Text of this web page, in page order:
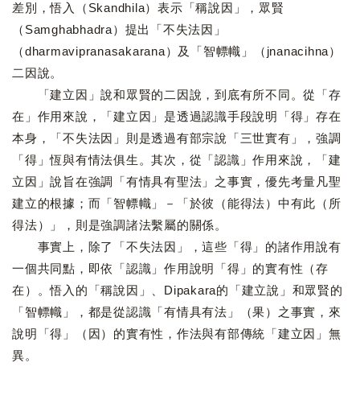
差別，悟入（Skandhila）表示「稱說因」，眾賢
（Samghabhadra）提出「不失法因」
（dharmavipranasakarana）及「智幖幟」（jnanacihna）
二因說。
「建立因」說和眾賢的二因說，到底有所不同。從「存
在」作用來說，「建立因」是透過認識手段說明「得」存在
本身，「不失法因」則是透過有部宗說「三世實有」，強調
「得」恆與有情法俱生。其次，從「認識」作用來說，「建
立因」說旨在強調「有情具有聖法」之事實，優先考量凡聖
建立的根據；而「智幖幟」－「於彼（能得法）中有此（所
得法）」，則是強調諸法繫屬的關係。
事實上，除了「不失法因」，這些「得」的諸作用說有
一個共同點，即依「認識」作用說明「得」的實有性（存
在）。悟入的「稱說因」、Dipakara的「建立說」和眾賢的
「智幖幟」，都是從認識「有情具有法」（果）之事實，來
說明「得」（因）的實有性，作法與有部傳統「建立因」無
異。